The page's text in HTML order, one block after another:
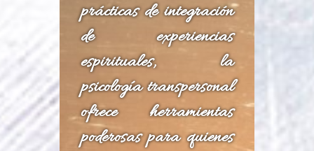
prácticas de integración
de experiencias
espirituales, la
psicología transpersonal
ofrece herramientas
poderosas para quienes